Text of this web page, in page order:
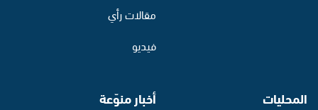
مقالات رأي
فيديو
المحليات أخبار منوّعة